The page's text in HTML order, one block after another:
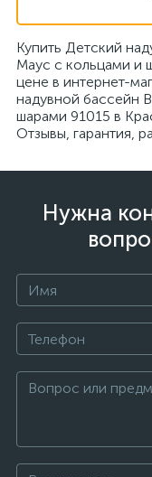
Купить Детский
Маус с кольцами и
цене в интернет-
надувной бассейн
шарами 91015 в
Отзывы, гарантия,
Нужна